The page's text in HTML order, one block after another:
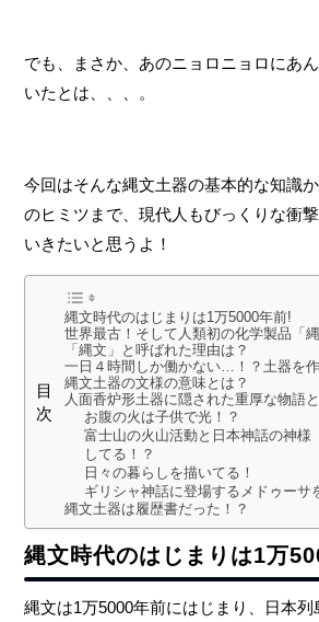
でも、まさか、あのニョロニョロにあ
いたとは、、、。
今回はそんな縄文土器の基本的な知識
のヒミツまで、現代人もびっくりな衝
いきたいと思うよ！
目
次
縄文時代のはじまりは1万5000年前!
世界最古！そして人類初の化学製品「縄
「縄文」と呼ばれた理由は？
一日４時間しか働かない…！？土器を
縄文土器の文様の意味とは？
人面香炉形土器に隠された重厚な物語
お腹の火は子供で光！？
富士山の火山活動と日本神話の神様
してる！？
日々の暮らしを描いてる！
ギリシャ神話に登場するメドゥーサ
縄文土器は履歴書だった！？
縄文時代のはじまりは1万
縄文は1万5000年前にはじまり、日本